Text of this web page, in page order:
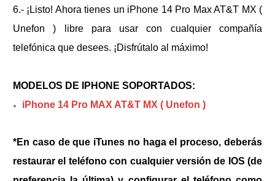
6.- ¡Listo! Ahora tienes un iPhone 14 Pro Max AT&T MX (
Unefon ) libre para usar con cualquier compañía
telefónica que desees. ¡Disfrútalo al máximo!
MODELOS DE IPHONE SOPORTADOS:
iPhone 14 Pro MAX AT&T MX ( Unefon )
*En caso de que iTunes no haga el proceso, deberás
restaurar el teléfono con cualquier versión de IOS (de